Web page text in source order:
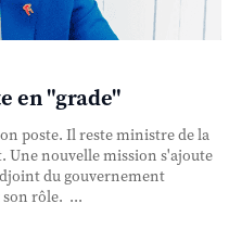
en "grade"
poste. Il reste ministre de la
Une nouvelle mission s'ajoute
du gouvernement
rôle. ...